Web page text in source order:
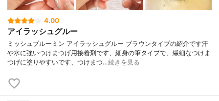
4.00
アイラッシュグルー
ミッシュブルーミン アイラッシュグルー ブラウンタイプの紹介です汗
や水に強いつけまつげ用接着剤です、細身の筆タイプで、繊細なつけま
つげに塗りやすいです、つけまつ…続きを見る